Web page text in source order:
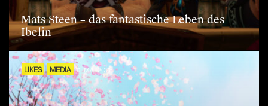
Mats Steen – das fantastische Leben des
Ibelin
LIKES MEDIA 11. MAI 2026